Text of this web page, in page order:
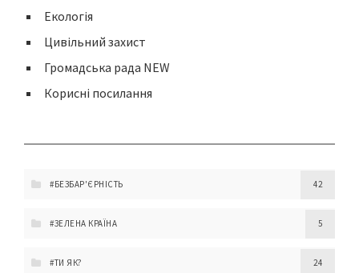
Екологія
Цивільний захист
Громадська рада NEW
Корисні посилання
#БЕЗБАР'ЄРНІСТЬ 42
#ЗЕЛЕНА КРАЇНА 5
#ТИ ЯК? 24